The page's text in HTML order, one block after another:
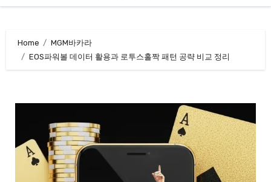
Home
MGM바카라
EOS파워볼 데이터 활용과 로투스홀짝 패턴 공략 비교 정리